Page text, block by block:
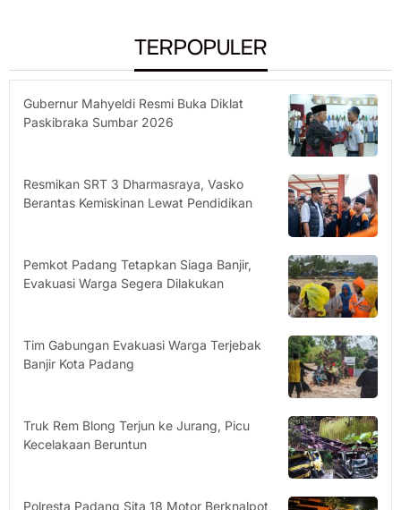
TERPOPULER
Gubernur Mahyeldi Resmi Buka Diklat
Paskibraka Sumbar 2026
Resmikan SRT 3 Dharmasraya, Vasko
Berantas Kemiskinan Lewat Pendidikan
Pemkot Padang Tetapkan Siaga Banjir,
Evakuasi Warga Segera Dilakukan
Tim Gabungan Evakuasi Warga Terjebak
Banjir Kota Padang
Truk Rem Blong Terjun ke Jurang, Picu
Kecelakaan Beruntun
Polresta Padang Sita 18 Motor Berknalpot